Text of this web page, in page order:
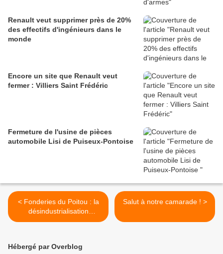
Renault veut supprimer près de 20%
des effectifs d'ingénieurs dans le
monde
Encore un site que Renault veut
fermer : Villiers Saint Frédéric
Fermeture de l'usine de pièces
automobile Lisi de Puiseux-Pontoise
< Fonderies du Poitou : la
désindustrialisation
capitaliste
Salut à notre camarade ! >
Hébergé par Overblog